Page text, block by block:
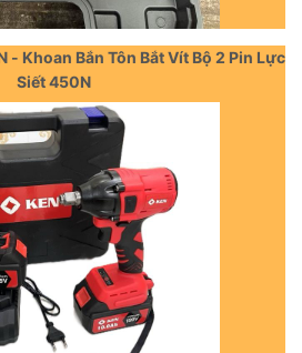
- Khoan Bắn Tôn Bắt Vít Bộ 2 Pin Lực
Siết 450N